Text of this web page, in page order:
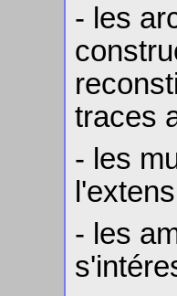
- les
traces
- les
- les